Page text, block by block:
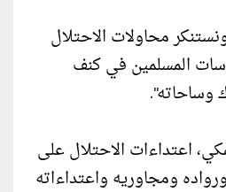
محاولات الاحتلال
المسلمين في كنف
وساحاته".
اعتداءات الاحتلال على
ومجاوريه واعتداءاته